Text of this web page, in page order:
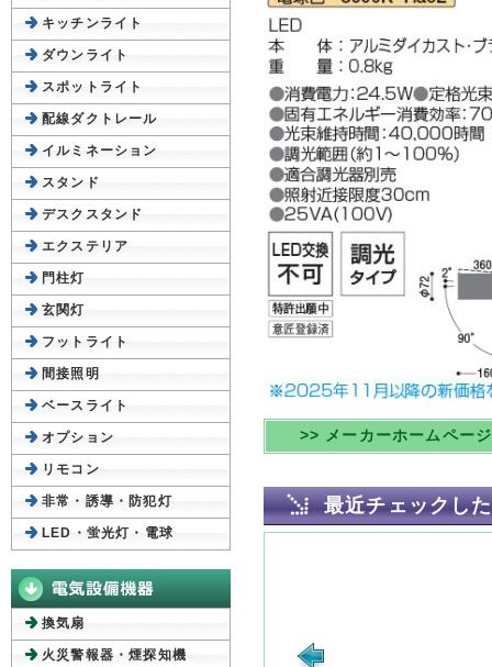
>> メーカーホームペー
最近チェックし
キッチンライト
ダウンライト
スポットライト
配線ダクトレール
イルミネーション
スタンド
デスクスタンド
エクステリア
門柱灯
玄関灯
フットライト
間接照明
ベースライト
オプション
リモコン
非常・誘導・防犯灯
LED・蛍光灯・電球
換気扇
火災警報器・煙探知機